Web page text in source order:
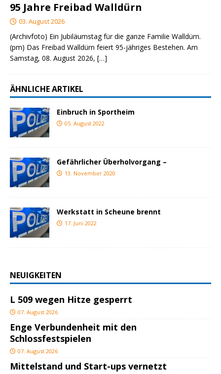
95 Jahre Freibad Walldürn
03. August 2026
(Archivfoto) Ein Jubiläumstag für die ganze Familie Walldürn.
(pm) Das Freibad Walldürn feiert 95-jähriges Bestehen. Am
Samstag, 08. August 2026, […]
ÄHNLICHE ARTIKEL
Einbruch in Sportheim
05. August 2022
Gefährlicher Überholvorgang –
13. November 2020
Werkstatt in Scheune brennt
17. Juni 2022
NEUIGKEITEN
L 509 wegen Hitze gesperrt
07. August 2026
Enge Verbundenheit mit den
Schlossfestspielen
07. August 2026
Mittelstand und Start-ups vernetzt